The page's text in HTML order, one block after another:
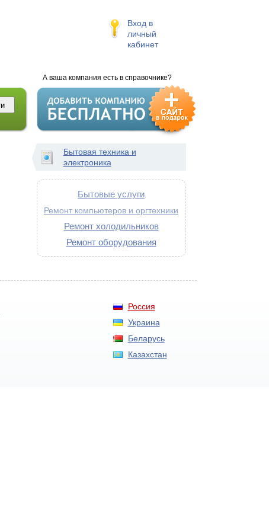
Вход в
личный
кабинет
А ваша компания есть в справочнике?
Бытовая техника и
электроника
Бытовые услуги
Ремонт компьютеров и оргтехники
Ремонт холодильников
Ремонт оборудования
Россия
Украина
Беларусь
Казахстан